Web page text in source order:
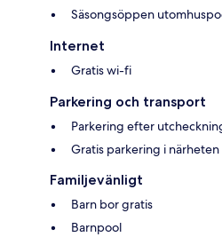
Säsongsöppen
Internet
Gratis wi-fi
Parkering och transport
Parkering efter
Gratis parkering i närheten
Familjevänligt
Barn bor gratis
Barnpool